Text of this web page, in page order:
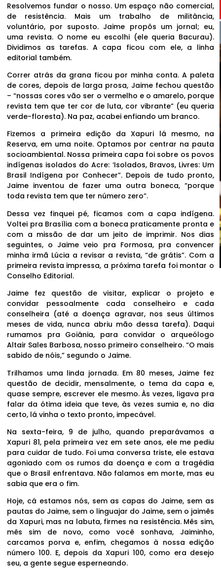
Resolvemos fundar o nosso. Um espaço não comercial,
de resistência. Mais um trabalho de militância,
voluntário, por suposto. Jaime propôs um jornal; eu,
uma revista. O nome eu escolhi (ele queria Bacurau).
Dividimos as tarefas. A capa ficou com ele, a linha
editorial também.
Correr atrás da grana ficou por minha conta. A paleta
de cores, depois de larga prosa, Jaime fechou questão
– “nossas cores vão ser o vermelho e o amarelo, porque
revista tem que ter cor de luta, cor vibrante” (eu queria
verde-floresta). Na paz, acabei enfiando um branco.
Fizemos a primeira edição da Xapuri lá mesmo, na
Reserva, em uma noite. Optamos por centrar na pauta
socioambiental. Nossa primeira capa foi sobre os povos
indígenas isolados do Acre: ‘Isolados, Bravos, Livres: Um
Brasil Indígena por Conhecer”. Depois de tudo pronto,
Jaime inventou de fazer uma outra boneca, “porque
toda revista tem que ter número zero”.
Dessa vez finquei pé, ficamos com a capa indígena.
Voltei pra Brasília com a boneca praticamente pronta e
com a missão de dar um jeito de imprimir. Nos dias
seguintes, o Jaime veio pra Formosa, pra convencer
minha irmã Lúcia a revisar a revista, “de grátis”. Com a
primeira revista impressa, a próxima tarefa foi montar o
Conselho Editorial.
Jaime fez questão de visitar, explicar o projeto e
convidar pessoalmente cada conselheiro e cada
conselheira (até a doença agravar, nos seus últimos
meses de vida, nunca abriu mão dessa tarefa). Daqui
rumamos pra Goiânia, para convidar o arqueólogo
Altair Sales Barbosa, nosso primeiro conselheiro. “O mais
sabido de nóis,” segundo o Jaime.
Trilhamos uma linda jornada. Em 80 meses, Jaime fez
questão de decidir, mensalmente, o tema da capa e,
quase sempre, escrever ele mesmo. Às vezes, ligava pra
falar da ótima ideia que teve, às vezes sumia e, no dia
certo, lá vinha o texto pronto, impecável.
Na sexta-feira, 9 de julho, quando preparávamos a
Xapuri 81, pela primeira vez em sete anos, ele me pediu
para cuidar de tudo. Foi uma conversa triste, ele estava
agoniado com os rumos da doença e com a tragédia
que o Brasil enfrentava. Não falamos em morte, mas eu
sabia que era o fim.
Hoje, cá estamos nós, sem as capas do Jaime, sem as
pautas do Jaime, sem o linguajar do Jaime, sem o jaimês
da Xapuri, mas na labuta, firmes na resistência. Mês sim,
mês sim de novo, como você sonhava, Jaiminho,
carcamos porva e, enfim, chegamos à nossa edição
número 100. E, depois da Xapuri 100, como era desejo
seu, a gente segue esperneando.